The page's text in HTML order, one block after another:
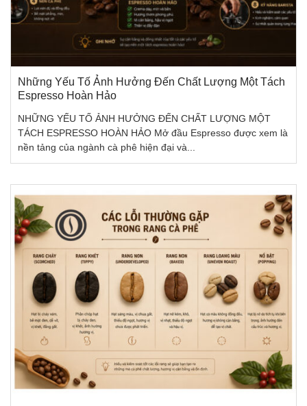
Những Yếu Tố Ảnh Hưởng Đến Chất Lượng Một Tách
Espresso Hoàn Hảo
NHỮNG YẾU TỐ ẢNH HƯỞNG ĐẾN CHẤT LƯỢNG MỘT
TÁCH ESPRESSO HOÀN HẢO Mở đầu Espresso được xem là
nền tảng của ngành cà phê hiện đại và...